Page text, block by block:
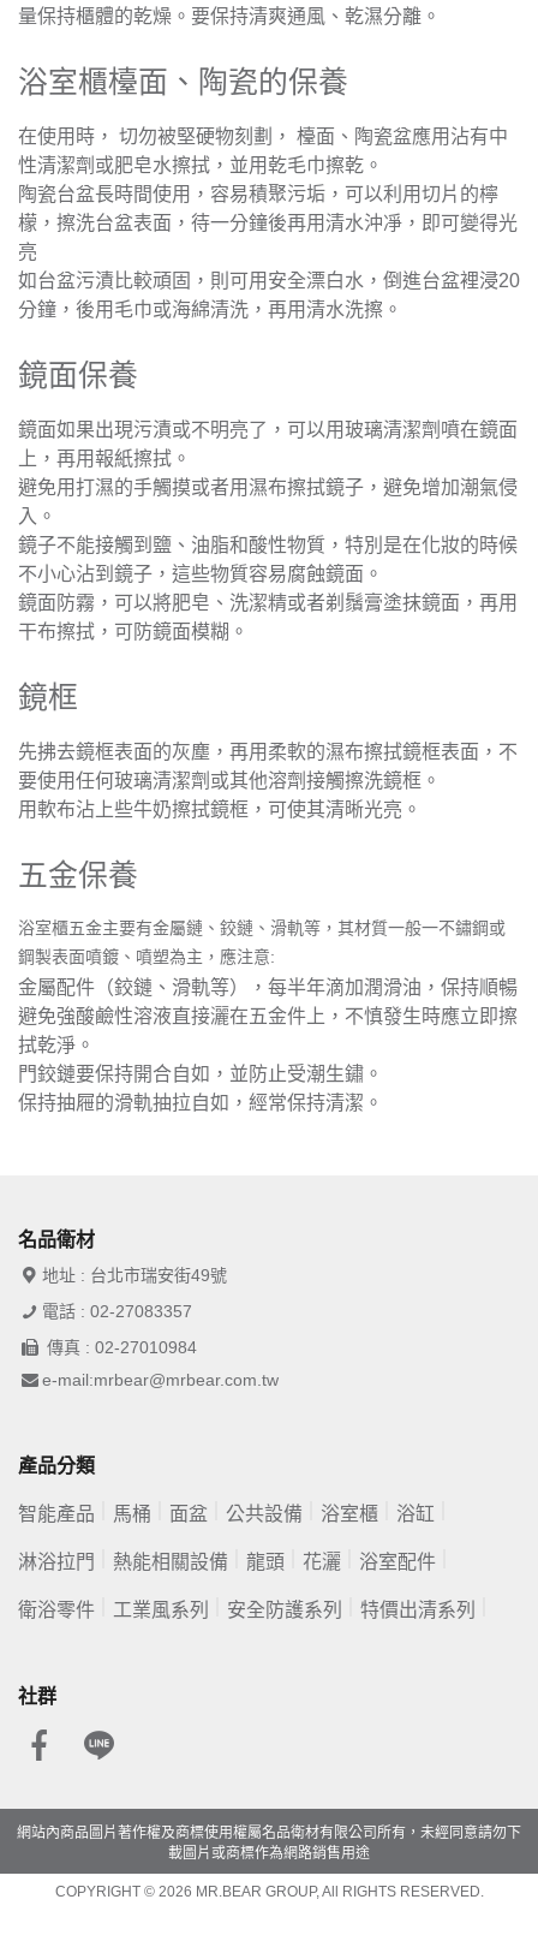
量保持櫃體的乾燥。要保持清爽通風、乾濕分離。
浴室櫃檯面、陶瓷的保養
在使用時， 切勿被堅硬物刻劃， 檯面、陶瓷盆應用沾有中
性清潔劑或肥皂水擦拭，並用乾毛巾擦乾。
陶瓷台盆長時間使用，容易積聚污垢，可以利用切片的檸
檬，擦洗台盆表面，待一分鐘後再用清水沖凈，即可變得光
亮
如台盆污漬比較頑固，則可用安全漂白水，倒進台盆裡浸20
分鐘，後用毛巾或海綿清洗，再用清水洗擦。
鏡面保養
鏡面如果出現污漬或不明亮了，可以用玻璃清潔劑噴在鏡面
上，再用報紙擦拭。
避免用打濕的手觸摸或者用濕布擦拭鏡子，避免增加潮氣侵
入。
鏡子不能接觸到鹽、油脂和酸性物質，特別是在化妝的時候
不小心沾到鏡子，這些物質容易腐蝕鏡面。
鏡面防霧，可以將肥皂、洗潔精或者剃鬚膏塗抹鏡面，再用
干布擦拭，可防鏡面模糊。
鏡框
先拂去鏡框表面的灰塵，再用柔軟的濕布擦拭鏡框表面，不
要使用任何玻璃清潔劑或其他溶劑接觸擦洗鏡框。
用軟布沾上些牛奶擦拭鏡框，可使其清晰光亮。
五金保養
浴室櫃五金主要有金屬鏈、鉸鏈、滑軌等，其材質一般一不鏽鋼或
鋼製表面噴鍍、噴塑為主，應注意:
金屬配件（鉸鏈、滑軌等），每半年滴加潤滑油，保持順暢
避免強酸鹼性溶液直接灑在五金件上，不慎發生時應立即擦
拭乾淨。
門鉸鏈要保持開合自如，並防止受潮生鏽。
保持抽屜的滑軌抽拉自如，經常保持清潔。
名品衛材
地址 : 台北市瑞安街49號
電話 : 02-27083357
傳真 : 02-27010984
e-mail:mrbear@mrbear.com.tw
產品分類
智能產品 馬桶 面盆 公共設備 浴室櫃 浴缸
淋浴拉門 熱能相關設備 龍頭 花灑 浴室配件
衛浴零件 工業風系列 安全防護系列 特價出清系列
社群
網站內商品圖片著作權及商標使用權屬名品衛材有限公司所有，未經同意請勿下
載圖片或商標作為網路銷售用途
COPYRIGHT © 2026 MR.BEAR GROUP, All RIGHTS RESERVED.